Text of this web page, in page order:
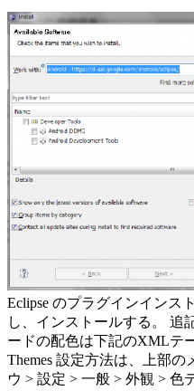
Eclipse のプラグインインス
し、インストールする。 追
ードの配色は下記のXMLテ
Themes 設定方法は、上部
ウ > 設定 > 一般 > 外観 > 色